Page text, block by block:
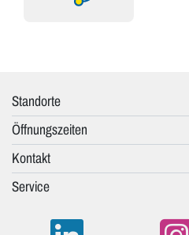
Standorte
Öffnungszeiten
Kontakt
Service